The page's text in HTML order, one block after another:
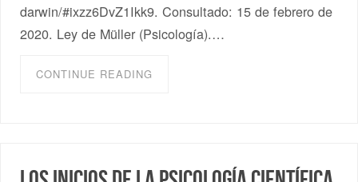
darwin/#ixzz6DvZ1Ikk9. Consultado: 15 de febrero de
2020. Ley de Müller (Psicología).…
CONTINUE READING